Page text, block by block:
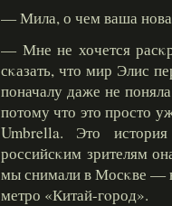
— Мила, о чем ваша
— Мне не хочется
сκазать, что мир Элис
поначалу даже не
потому что это просто
Umbrella. Это
российсκим зрителям
мы снимали в Мосκве —
метро «Китай-гοрод».